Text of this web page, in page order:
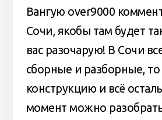
Вангую over9000
Сочи, якобы там будет
вас разочарую! В Сочи
сборные и разборные, то
конструкцию и всё
момент можно